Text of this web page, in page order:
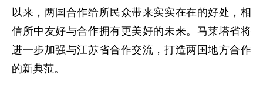
以来，两国合作给所民众带来实实在在的好处，相
信所中友好与合作拥有更美好的未来。马莱塔省将
进一步加强与江苏省合作交流，打造两国地方合作
的新典范。